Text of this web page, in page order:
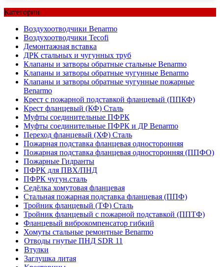
Категории
Воздухоотводчики Benarmo
Воздухоотводчики Tecofi
Демонтажная вставка
ДРК стальных и чугунных труб
Клапаны и затворы обратные стальные Benarmo
Клапаны и затворы обратные чугунные Benarmo
Клапаны и затворы обратные чугунные пожарные
Benarmo
Крест с пожарной подставкой фланцевый (ППКФ)
Крест фланцевый (КФ) Сталь
Муфты соединительные ПФРК
Муфты соединительные ПФРК и ДР Benarmo
Переход фланцевый (ХФ) Сталь
Пожарная подставка фланцевая односторонняя
Пожарная подставка фланцевая односторонняя (ППФО)
Пожарные Гидранты
ПФРК для ПВХ/ПНД
ПФРК чугун.сталь
Седёлка хомутовая фланцевая
Стальная пожарная подставка фланцевая (ППФ)
Тройник фланцевый (ТФ) Сталь
Тройник фланцевый с пожарной подставкой (ППТФ)
Фланцевый виброкомпенсатор гибкий
Хомуты стальные ремонтные Benarmo
Отводы гнутые ПНД SDR 11
Втулки
Заглушка литая